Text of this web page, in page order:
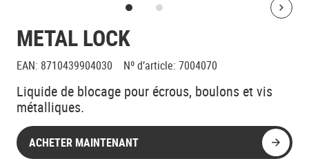
METAL LOCK
EAN: 8710439904030 Nº d’article: 7004070
Liquide de blocage pour écrous, boulons et vis
métalliques.
ACHETER MAINTENANT